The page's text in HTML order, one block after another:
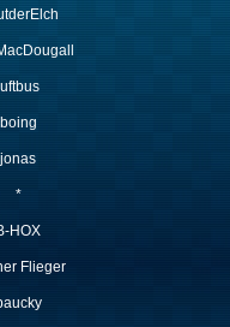
luftbus
boing
jonas
*
HOX
Flieger